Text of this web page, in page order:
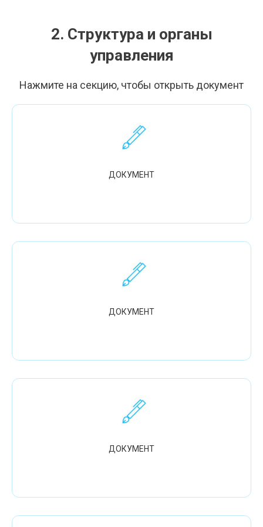
2. Структура и органы
управления
Нажмите на секцию, чтобы открыть документ
ДОКУМЕНТ
ДОКУМЕНТ
ДОКУМЕНТ